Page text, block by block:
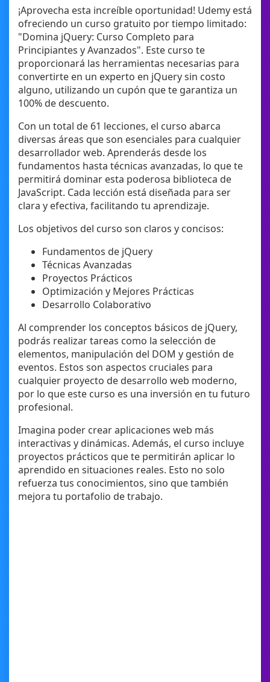
¡Aprovecha esta increíble oportunidad! Udemy está
ofreciendo un curso gratuito por tiempo limitado:
"Domina jQuery: Curso Completo para
Principiantes y Avanzados". Este curso te
proporcionará las herramientas necesarias para
convertirte en un experto en jQuery sin costo
alguno, utilizando un cupón que te garantiza un
100% de descuento.
Con un total de 61 lecciones, el curso abarca
diversas áreas que son esenciales para cualquier
desarrollador web. Aprenderás desde los
fundamentos hasta técnicas avanzadas, lo que te
permitirá dominar esta poderosa biblioteca de
JavaScript. Cada lección está diseñada para ser
clara y efectiva, facilitando tu aprendizaje.
Los objetivos del curso son claros y concisos:
Fundamentos de jQuery
Técnicas Avanzadas
Proyectos Prácticos
Optimización y Mejores Prácticas
Desarrollo Colaborativo
Al comprender los conceptos básicos de jQuery,
podrás realizar tareas como la selección de
elementos, manipulación del DOM y gestión de
eventos. Estos son aspectos cruciales para
cualquier proyecto de desarrollo web moderno,
por lo que este curso es una inversión en tu futuro
profesional.
Imagina poder crear aplicaciones web más
interactivas y dinámicas. Además, el curso incluye
proyectos prácticos que te permitirán aplicar lo
aprendido en situaciones reales. Esto no solo
refuerza tus conocimientos, sino que también
mejora tu portafolio de trabajo.